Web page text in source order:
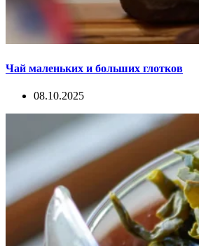
Чай маленьких и больших глотков
08.10.2025